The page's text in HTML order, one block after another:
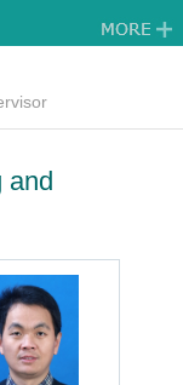
and